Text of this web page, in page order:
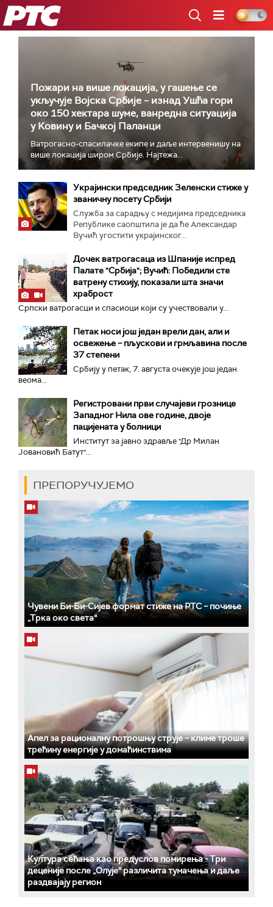
РТС
Пожари на више локација, у гашење се
укључује Војска Србије – изнад Ушћа гори
око 150 хектара шуме, ванредна ситуација
у Ковину и Бачкој Паланци
Ватрогасно-спасилачке екипе и даље интервенишу на
више локација широм Србије. Најтежа...
Украјински председник Зеленски стиже у
званичну посету Србији
Служба за сарадњу с медијима председника
Републике саопштила је да ће Александар
Вучић угостити украјинског...
Дочек ватрогасаца из Шпаније испред
Палате "Србија"; Вучић: Победили сте
ватрену стихију, показали шта значи
храброст
Српски ватрогасци и спасиоци који су учествовали у...
Петак носи још један врели дан, али и
освежење – пљускови и грмљавина после
37 степени
Србију у петак, 7. августа очекује још један
веома...
Регистровани први случајеви грознице
Западног Нила ове године, двоје
пацијената у болници
Институт за јавно здравље "Др Милан
Јовановић Батут"...
ПРЕПОРУЧУЈЕМО
Чувени Би-Би-Сијев формат стиже на РТС – почиње
„Трка око света“
Апел за рационалну потрошњу струје – климе троше
трећину енергије у домаћинствима
Култура сећања као предуслов помирења ­- Три
деценије после „Олује“ различита тумачења и даље
раздвајају регион